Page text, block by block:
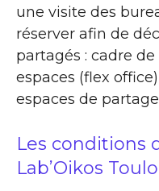
une visite des
réserver afin de
partagés : cadre
espaces (flex
espaces de
Les conditions
Lab’Oikos